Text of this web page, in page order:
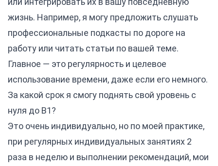
жизнь. Например, я могу предложить слушать
профессиональные подкасты по дороге на
работу или читать статьи по вашей теме.
Главное — это регулярность и целевое
использование времени, даже если его немного.
За какой срок я смогу поднять свой уровень с
нуля до B1?
Это очень индивидуально, но по моей практике,
при регулярных индивидуальных занятиях 2
раза в неделю и выполнении рекомендаций, мои